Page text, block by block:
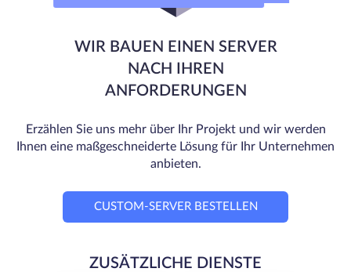
WIR BAUEN EINEN SERVER
NACH IHREN
ANFORDERUNGEN
Erzählen Sie uns mehr über Ihr Projekt und wir werden
Ihnen eine maßgeschneiderte Lösung für Ihr Unternehmen
anbieten.
CUSTOM-SERVER BESTELLEN
ZUSÄTZLICHE DIENSTE